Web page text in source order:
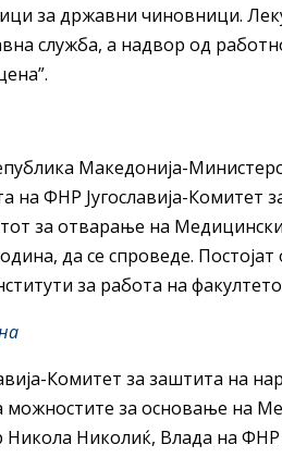
за државни чиновници.
служба, а надвор од
Македонија-
на ФНР Југославија-Комитет
за отварање на
да се спроведе.
за работа на
Комитет за заштита на
можностите за основање на
Никола Николиќ, Влада на ФНР